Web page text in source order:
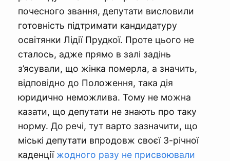
почесного звання, депутати висловили
готовність підтримати кандидатуру
освітянки Лідії Прудкої. Проте цього не
сталось, адже прямо в залі задінь
з’ясували, що жінка померла, а значить,
відповідно до Положення, така дія
юридично неможлива. Тому не можна
казати, що депутати не знають про таку
норму. До речі, тут варто зазначити, що
міські депутати впродовж своєї 3-річної
каденції жодного разу не присвоювали